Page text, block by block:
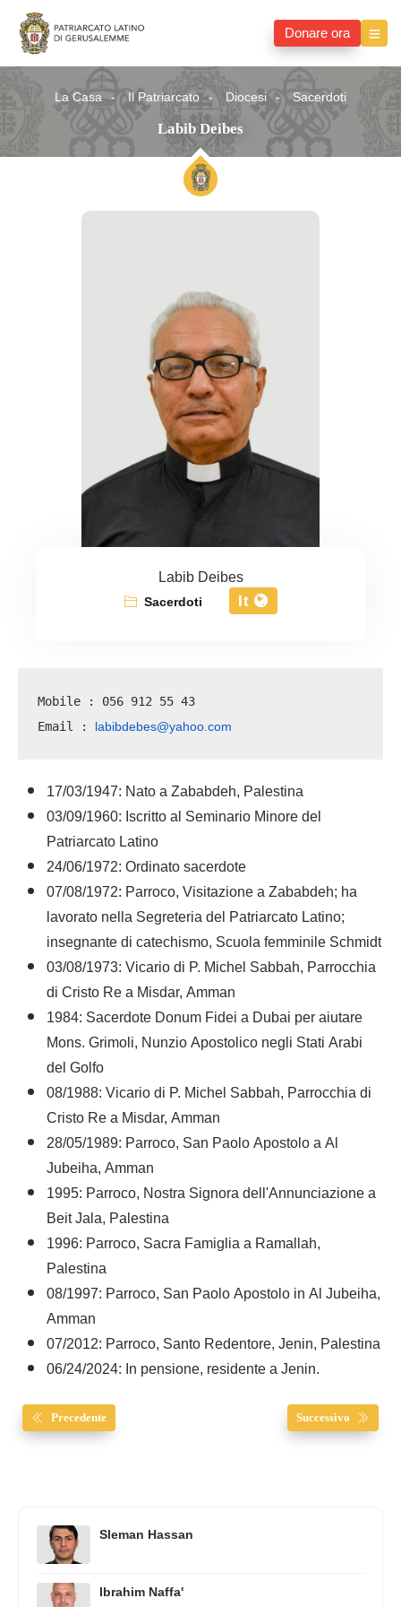
Donare ora
La Casa Il Patriarcato Diocesi Sacerdoti
Labib Deibes
Labib Deibes
Sacerdoti It
Mobile : 056 912 55 43
Email : labibdebes@yahoo.com
17/03/1947: Nato a Zababdeh, Palestina
03/09/1960: Iscritto al Seminario Minore del
Patriarcato Latino
24/06/1972: Ordinato sacerdote
07/08/1972: Parroco, Visitazione a Zababdeh; ha
lavorato nella Segreteria del Patriarcato Latino;
insegnante di catechismo, Scuola femminile Schmidt
03/08/1973: Vicario di P. Michel Sabbah, Parrocchia
di Cristo Re a Misdar, Amman
1984: Sacerdote Donum Fidei a Dubai per aiutare
Mons. Grimoli, Nunzio Apostolico negli Stati Arabi
del Golfo
08/1988: Vicario di P. Michel Sabbah, Parrocchia di
Cristo Re a Misdar, Amman
28/05/1989: Parroco, San Paolo Apostolo a Al
Jubeiha, Amman
1995: Parroco, Nostra Signora dell'Annunciazione a
Beit Jala, Palestina
1996: Parroco, Sacra Famiglia a Ramallah,
Palestina
08/1997: Parroco, San Paolo Apostolo in Al Jubeiha,
Amman
07/2012: Parroco, Santo Redentore, Jenin, Palestina
06/24/2024: In pensione, residente a Jenin.
Precedente Successivo
Sleman Hassan
Ibrahim Naffa'